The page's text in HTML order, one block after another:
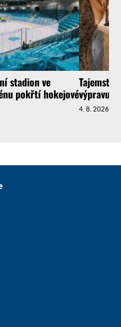
stadion ve
pokřtí hokejové
Tajemství
výpravu
4. 8. 2026